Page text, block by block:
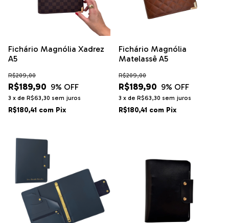
Fichário Magnólia Xadrez
A5
R$189,90
R$209,00
9% OFF
3 x de R$63,30 sem juros
R$180,41 com Pix
Fichário Magnólia
Matelassê A5
R$189,90
R$209,00
9% OFF
3 x de R$63,30 sem juros
R$180,41 com Pix